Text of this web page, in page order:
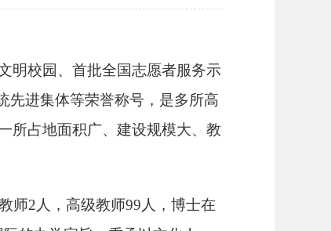
明校园、首批全国志愿者服务示
先进集体等荣誉称号，是多所高
所占地面积广、建设规模大、教
师2 人， 高级教师99 人，博士在